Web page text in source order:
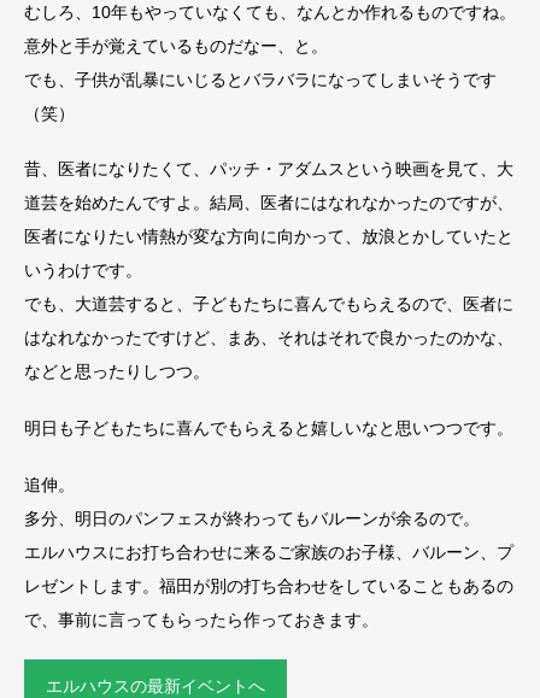
むしろ、10年もやっていなくても、なんとか作れるものですね。
意外と手が覚えているものだなー、と。
でも、子供が乱暴にいじるとバラバラになってしまいそうです
（笑）
昔、医者になりたくて、パッチ・アダムスという映画を見て、大
道芸を始めたんですよ。結局、医者にはなれなかったのですが、
医者になりたい情熱が変な方向に向かって、放浪とかしていたと
いうわけです。
でも、大道芸すると、子どもたちに喜んでもらえるので、医者に
はなれなかったですけど、まあ、それはそれで良かったのかな、
などと思ったりしつつ。
明日も子どもたちに喜んでもらえると嬉しいなと思いつつです。
追伸。
多分、明日のパンフェスが終わってもバルーンが余るので。
エルハウスにお打ち合わせに来るご家族のお子様、バルーン、プ
レゼントします。福田が別の打ち合わせをしていることもあるの
で、事前に言ってもらったら作っておきます。
エルハウスの最新イベントへ